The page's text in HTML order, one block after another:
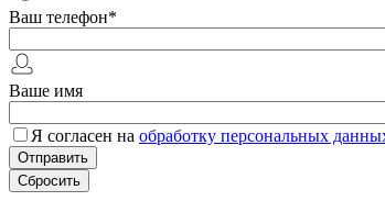
Ваш телефон*
Ваше имя
Я согласен на обработку персональных